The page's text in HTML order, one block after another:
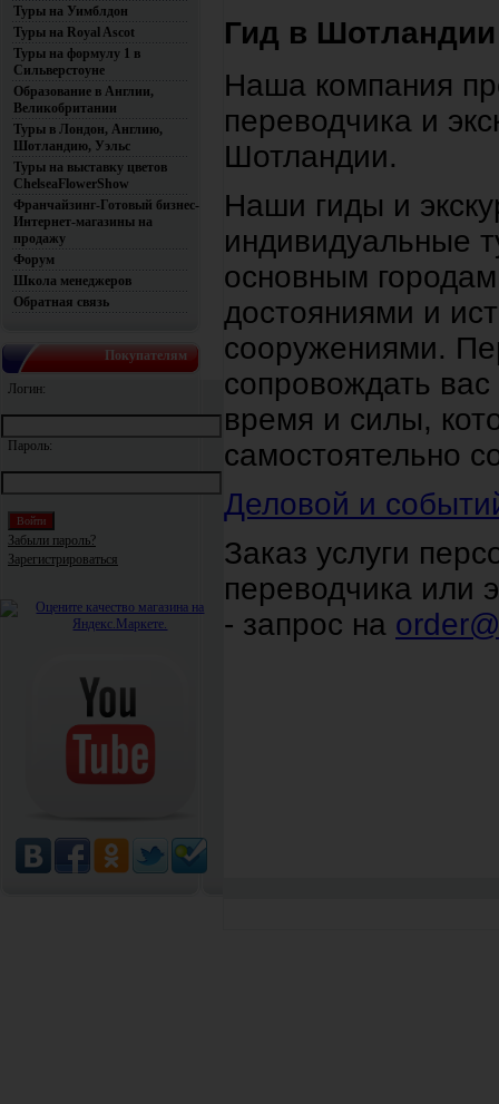
Туры на Уимблдон
Туры на Royal Ascot
Туры на формулу 1 в
Сильверстоуне
Образование в Англии,
Великобритании
Туры в Лондон, Англию,
Шотландию, Уэльс
Туры на выставку цветов
ChelseaFlowerShow
Франчайзинг-Готовый бизнес-
Интернет-магазины на
продажу
Форум
Школа менеджеров
Обратная связь
Покупателям
Логин:
Пароль:
Забыли пароль?
Зарегистрироваться
Гид в
Наша компания
переводчика и
Шотландии.
Наши гиды и
индивидуальные
основным
достояниями и
сооружениями.
сопровождать
время и силы,
самостоятельно
Деловой и
Заказ услуги
переводчика или
- запрос на